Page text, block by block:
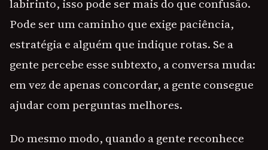
labirinto, isso pode ser mais do que confusão.
Pode ser um caminho que exige paciência,
estratégia e alguém que indique rotas. Se a
gente percebe esse subtexto, a conversa muda:
em vez de apenas concordar, a gente consegue
ajudar com perguntas melhores.
Do mesmo modo, quando a gente reconhece